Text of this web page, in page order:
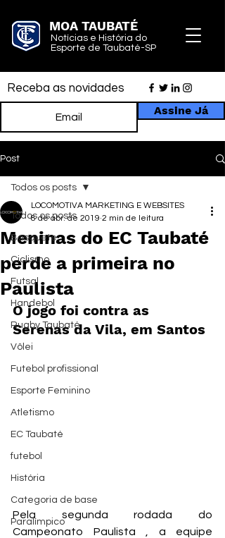
MOA TAUBATÉ
Notícias e História do
Esporte de Taubaté-SP
Receba as novidades
Assine Já
Post
Todos os posts
Basquete
Ciclismo
Futsal
Handebol
Rugby Taubaté
Vôlei
Futebol profissional
Esporte Feminino
Atletismo
EC Taubaté
futebol
História
Categoria de base
Paralímpico
Todos os posts
Meninas do EC Taubaté
perde a primeira no
Paulista
LOCOMOTIVA MARKETING E WEBSITES
8 de abr. de 2019 2 min de leitura
O jogo foi contra as
Serenas da Vila, em Santos
Pela segunda rodada do
Campeonato Paulista , a equipe